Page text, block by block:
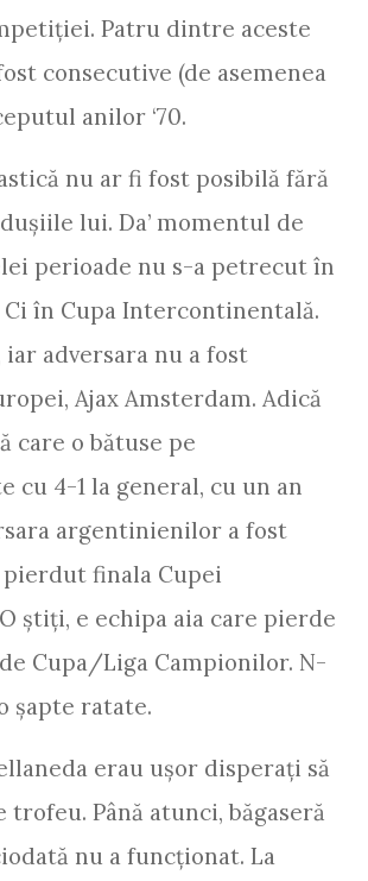
Patru dintre aceste
consecutive (de asemenea
anilor ‘70.
nu ar fi fost posibilă fără
lui. Da’ momentul de
perioade nu s-a petrecut în
în Cupa Intercontinentală.
iar adversara nu a fost
Ajax Amsterdam. Adică
care o bătuse pe
cu 4-1 la general, cu un an
argentinienilor a fost
pierdut finala Cupei
ştiţi, e echipa aia care pierde
Cupa/Liga Campionilor. N-
şapte ratate.
erau uşor disperaţi să
trofeu. Până atunci, băgaseră
nu a funcţionat. La